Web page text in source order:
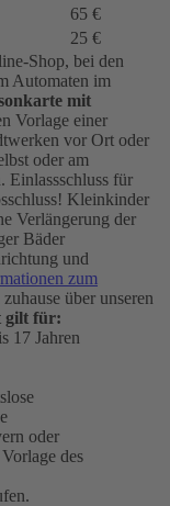
65 €
25 €
Shop, bei den
Automaten im
mit
Vorlage einer
vor Ort oder
oder am
Einlassschluss für
Kleinkinder
Verlängerung der
Bäder
und
zum
über unseren
gilt für:
17 Jahren
oder
des